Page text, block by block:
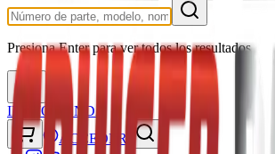
PresionaEnterpara ver todos los resultados
INICIO
TIENDA
ACCEDER